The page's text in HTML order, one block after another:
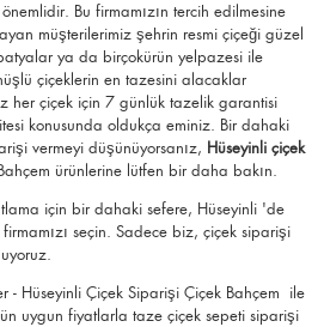
Bu firmamızın tercih edilmesine
müşterilerimiz şehrin resmi çiçeği güzel
ya da birçokürün yelpazesi ile
çiçeklerin en tazesini alacaklar
her çiçek için 7 günlük tazelik garantisi
konusunda oldukça eminiz. Bir dahaki
vermeyi düşünüyorsanız, Hüseyinli çiçek
ürünlerine lütfen bir daha bakın.
için bir dahaki sefere, Hüseyinli 'de
seçin. Sadece biz, çiçek siparişi
- Hüseyinli Çiçek Siparişi Çiçek Bahçem ile
uygun fiyatlarla taze çiçek sepeti siparişi